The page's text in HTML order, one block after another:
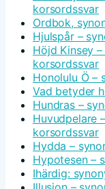
korsordssvar
Ordbok,
Hjulspår –
Höjd Kinsey
korsordssvar
Honolulu Ö –
Vad betyder
Hundras –
Huvudpelare
korsordssvar
Hydda –
Hypotesen –
Ihärdig: